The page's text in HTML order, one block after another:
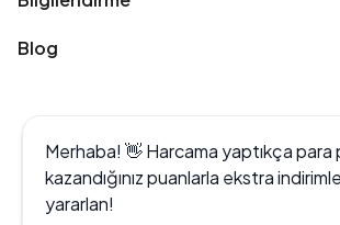
Blog
Merhaba! 👋 Harcama yaptıkça para
kazandığınız puanlarla ekstra
yararlan!